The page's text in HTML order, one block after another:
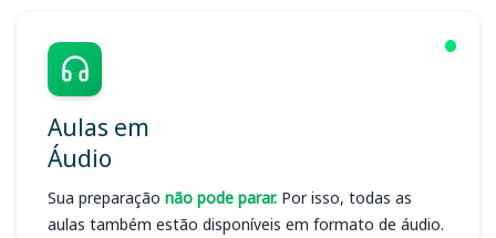
Aulas em
Áudio
Sua preparação não pode parar. Por isso, todas as
aulas também estão disponíveis em formato de áudio.